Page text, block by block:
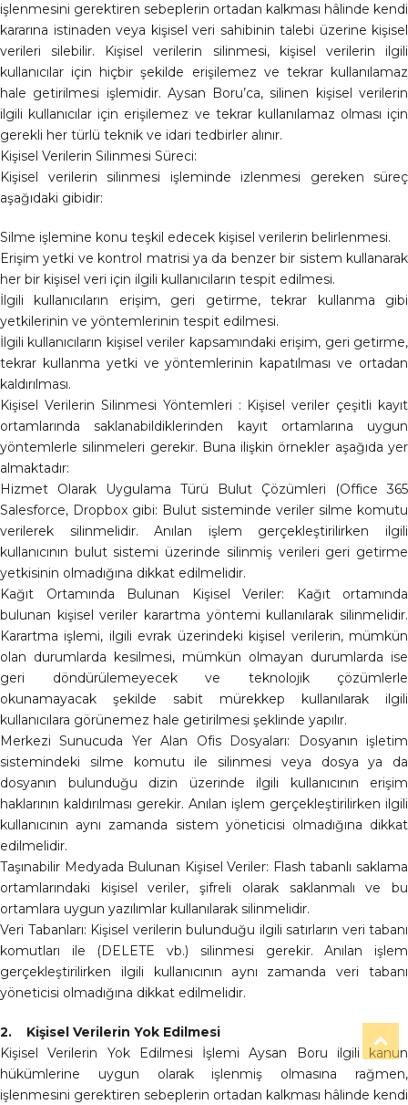
işlenmesini gerektiren sebeplerin ortadan kalkması hâlinde kendi
kararına istinaden veya kişisel veri sahibinin talebi üzerine kişisel
verileri silebilir. Kişisel verilerin silinmesi, kişisel verilerin ilgili
kullanıcılar için hiçbir şekilde erişilemez ve tekrar kullanılamaz
hale getirilmesi işlemidir. Aysan Boru’ca, silinen kişisel verilerin
ilgili kullanıcılar için erişilemez ve tekrar kullanılamaz olması için
gerekli her türlü teknik ve idari tedbirler alınır.
Kişisel Verilerin Silinmesi Süreci:
Kişisel verilerin silinmesi işleminde izlenmesi gereken süreç
aşağıdaki gibidir:
Silme işlemine konu teşkil edecek kişisel verilerin belirlenmesi.
Erişim yetki ve kontrol matrisi ya da benzer bir sistem kullanarak
her bir kişisel veri için ilgili kullanıcıların tespit edilmesi.
İlgili kullanıcıların erişim, geri getirme, tekrar kullanma gibi
yetkilerinin ve yöntemlerinin tespit edilmesi.
İlgili kullanıcıların kişisel veriler kapsamındaki erişim, geri getirme,
tekrar kullanma yetki ve yöntemlerinin kapatılması ve ortadan
kaldırılması.
Kişisel Verilerin Silinmesi Yöntemleri : Kişisel veriler çeşitli kayıt
ortamlarında saklanabildiklerinden kayıt ortamlarına uygun
yöntemlerle silinmeleri gerekir. Buna ilişkin örnekler aşağıda yer
almaktadır:
Hizmet Olarak Uygulama Türü Bulut Çözümleri (Office 365
Salesforce, Dropbox gibi: Bulut sisteminde veriler silme komutu
verilerek silinmelidir. Anılan işlem gerçekleştirilirken ilgili
kullanıcının bulut sistemi üzerinde silinmiş verileri geri getirme
yetkisinin olmadığına dikkat edilmelidir.
Kağıt Ortamında Bulunan Kişisel Veriler: Kağıt ortamında
bulunan kişisel veriler karartma yöntemi kullanılarak silinmelidir.
Karartma işlemi, ilgili evrak üzerindeki kişisel verilerin, mümkün
olan durumlarda kesilmesi, mümkün olmayan durumlarda ise
geri döndürülemeyecek ve teknolojik çözümlerle
okunamayacak şekilde sabit mürekkep kullanılarak ilgili
kullanıcılara görünemez hale getirilmesi şeklinde yapılır.
Merkezi Sunucuda Yer Alan Ofis Dosyaları: Dosyanın işletim
sistemindeki silme komutu ile silinmesi veya dosya ya da
dosyanın bulunduğu dizin üzerinde ilgili kullanıcının erişim
haklarının kaldırılması gerekir. Anılan işlem gerçekleştirilirken ilgili
kullanıcının aynı zamanda sistem yöneticisi olmadığına dikkat
edilmelidir.
Taşınabilir Medyada Bulunan Kişisel Veriler: Flash tabanlı saklama
ortamlarındaki kişisel veriler, şifreli olarak saklanmalı ve bu
ortamlara uygun yazılımlar kullanılarak silinmelidir.
Veri Tabanları: Kişisel verilerin bulunduğu ilgili satırların veri tabanı
komutları ile (DELETE vb.) silinmesi gerekir. Anılan işlem
gerçekleştirilirken ilgili kullanıcının aynı zamanda veri tabanı
yöneticisi olmadığına dikkat edilmelidir.
2. Kişisel Verilerin Yok Edilmesi
Kişisel Verilerin Yok Edilmesi İşlemi Aysan Boru ilgili kanun
hükümlerine uygun olarak işlenmiş olmasına rağmen,
işlenmesini gerektiren sebeplerin ortadan kalkması hâlinde kendi